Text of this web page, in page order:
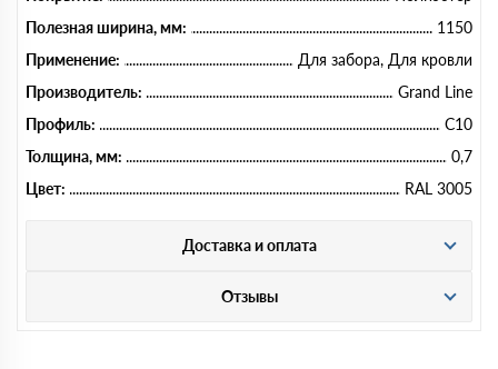
Полезная ширина, мм:
1150
Применение:
Для забора, Для кровли
Производитель:
Grand Line
Профиль:
C10
Толщина, мм:
0,7
Цвет:
RAL 3005
Доставка и оплата
Отзывы